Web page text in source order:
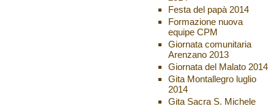
Festa del papà 2014
Formazione nuova
equipe CPM
Giornata comunitaria
Arenzano 2013
Giornata del Malato 2014
Gita Montallegro luglio
2014
Gita Sacra S. Michele